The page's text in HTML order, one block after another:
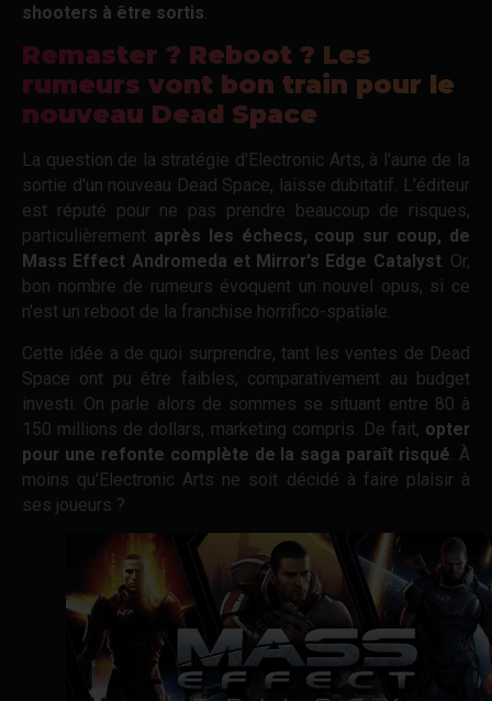
shooters à être sortis.
Remaster ? Reboot ? Les
rumeurs vont bon train pour le
nouveau Dead Space
La question de la stratégie d'Electronic Arts, à l'aune de la
sortie d'un nouveau Dead Space, laisse dubitatif. L'éditeur
est réputé pour ne pas prendre beaucoup de risques,
particulièrement après les échecs, coup sur coup, de
Mass Effect Andromeda et Mirror's Edge Catalyst. Or,
bon nombre de rumeurs évoquent un nouvel opus, si ce
n'est un reboot de la franchise horrifico-spatiale.
Cette idée a de quoi surprendre, tant les ventes de Dead
Space ont pu être faibles, comparativement au budget
investi. On parle alors de sommes se situant entre 80 à
150 millions de dollars, marketing compris. De fait, opter
pour une refonte complète de la saga paraît risqué. À
moins qu'Electronic Arts ne soit décidé à faire plaisir à
ses joueurs ?